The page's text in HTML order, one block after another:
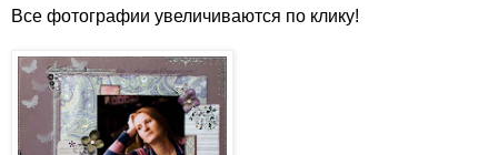
Все фотографии увеличиваются по клику!